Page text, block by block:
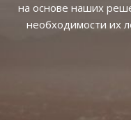
на основе наших
необходимости их